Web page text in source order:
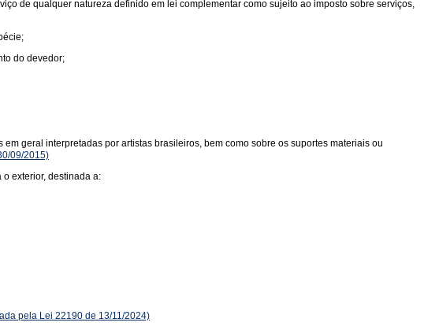
de qualquer natureza definido em lei complementar como sujeito ao imposto sobre serviços,
do devedor;
geral interpretadas por artistas brasileiros, bem como sobre os suportes materiais ou
09/2015)
exterior, destinada a:
pela Lei 22190 de 13/11/2024)